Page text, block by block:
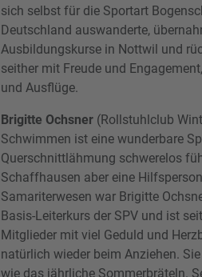
sich selbst für die Sportart
Deutschland auswanderte,
Ausbildungskurse in Nottwil und
seither mit Freude und
und Ausflüge.
Brigitte Ochsner (Rollstuhlclub
Schwimmen ist eine wunderbare
Querschnittlähmung schwerelos
Schaffhausen aber eine
Samariterwesen war Brigitte
Basis-Leiterkurs der SPV und ist
Mitglieder mit viel Geduld und
natürlich wieder beim Anziehen.
wie das jährliche Sommerbräteln.